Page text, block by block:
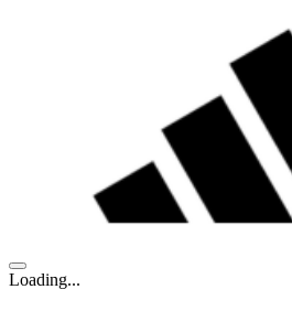
Loading...